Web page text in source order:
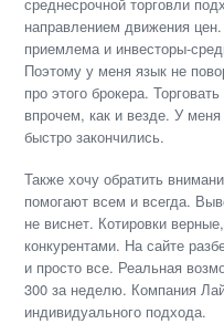
направлением движения
приемлема и инвесторы-
Поэтому у меня язык не
про этого брокера.
впрочем, как и везде. У
быстро закончились.
Также хочу обратить
помогают всем и всегда.
не виснет. Котировки
конкурентами. На сайте
и просто все. Реальная
300 за неделю. Компания
индивидуального подхода.